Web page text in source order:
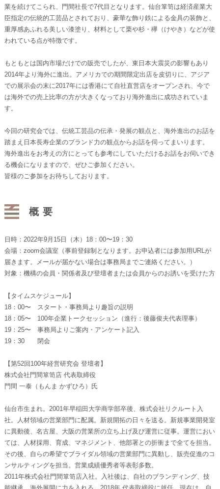
業を続けてこられ、門間社長で7代目となります。仙台箪笥は経済産業大
臣指定の伝統的工芸品とされており、豪華な飾り鉄による金具の装飾と、
重厚感あふれる美しい漆塗り、材料として栗や杉・欅（けやき）などが使
われている点が特徴です。
もともとは国内市場だけでの販売でしたが、東日本大震災の影響もあり
2014年より海外に進出。アメリカでの期間限定出店を皮切りに、アジア
での展示会の末に2017年には香港にて自社直営店をオープンされ、今で
は海外での売上比率の方が大きくなっており海外進出に成功されていま
す。
今回の研究会では、伝統工芸品の伝承・発展の観点と、海外進出のお話を
踏まえ日本長寿企業のブランド力の観点からお話を伺ってまいります。
海外進出をお考えの方にとっても参考にしていただけるお話をお伺いでき
る機会になりますので、ぜひご参加ください。
皆様のご参加をお待ちしております。
概要
日時：2022年9月15日（木）18：00〜19：30
会場：zoom会議室（事前登録制となります。お申込者には参加用URLが
届きます。メールが届かない場合は事務局までご連絡ください。）
対象：機構の会員・関係者及び登壇者または会員からのお誘いを受けた方
【タイムスケジュール】
18：00〜 スタート・事務局より趣旨の説明
18：05〜 100年企業トークセッション（進行：後藤俊夫代表理事）
19：25〜 事務局よりご案内・アンケート記入
19：30 閉会
【第52回100年経営研究会 登壇者】
株式会社門間箪笥店 代表取締役
門間 一泰（もんま かずひろ）氏
仙台市生まれ。2001年早稲田大学商学部卒後、株式会社リクルート入
社。人材領域の営業部門に配属。新規開拓の日々を送る。新規事業開発室
に異動後、名古屋、大阪の営業所の立ち上げ及び運営に従事。運営におい
ては、人材採用、育成、マネジメント、他部署との折衝まで全てを担当。
その後、自らの希望でブライダル領域の営業部門に異動し、販売促進のコ
ンサルティングを担当。営業成績優秀者等表彰多数。
2011年株式会社門間箪笥店入社。入社後は、自社のブランディング、技